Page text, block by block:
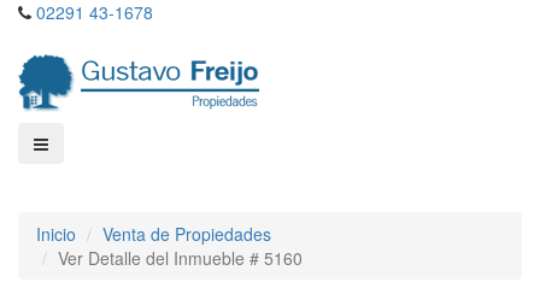
02291 43-1678
Inicio
Venta de Propiedades
Ver Detalle del Inmueble # 5160